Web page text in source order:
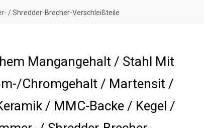
/ Shredder-Brecher-Verschleißteile
Mangangehalt / Stahl Mit
Chromgehalt / Martensit /
/ MMC-Backe / Kegel /